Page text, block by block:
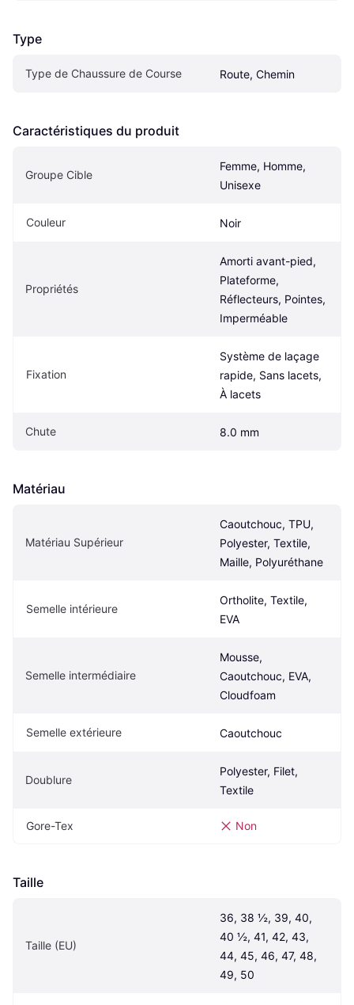
Type
Type de Chaussure de Course Route, Chemin
Caractéristiques du produit
Groupe Cible
Femme, Homme,
Unisexe
Couleur Noir
Propriétés
Amorti avant-pied,
Plateforme,
Réflecteurs, Pointes,
Imperméable
Fixation
Système de laçage
rapide, Sans lacets,
À lacets
Chute 8.0 mm
Matériau
Matériau Supérieur
Caoutchouc, TPU,
Polyester, Textile,
Maille, Polyuréthane
Semelle intérieure
Ortholite, Textile,
EVA
Semelle intermédiaire
Mousse,
Caoutchouc, EVA,
Cloudfoam
Semelle extérieure Caoutchouc
Doublure
Polyester, Filet,
Textile
Gore-Tex Non
Taille
Taille (EU)
36, 38 ½, 39, 40,
40 ½, 41, 42, 43,
44, 45, 46, 47, 48,
49, 50